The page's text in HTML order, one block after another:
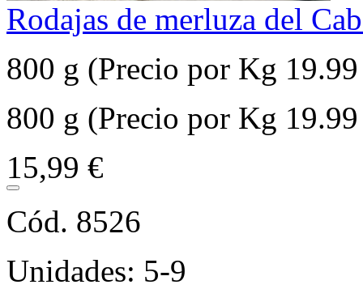
Rodajas de merluza del
800 g (Precio por Kg
800 g (Precio por Kg
15,99 €
Cód. 8526
Unidades: 5-9